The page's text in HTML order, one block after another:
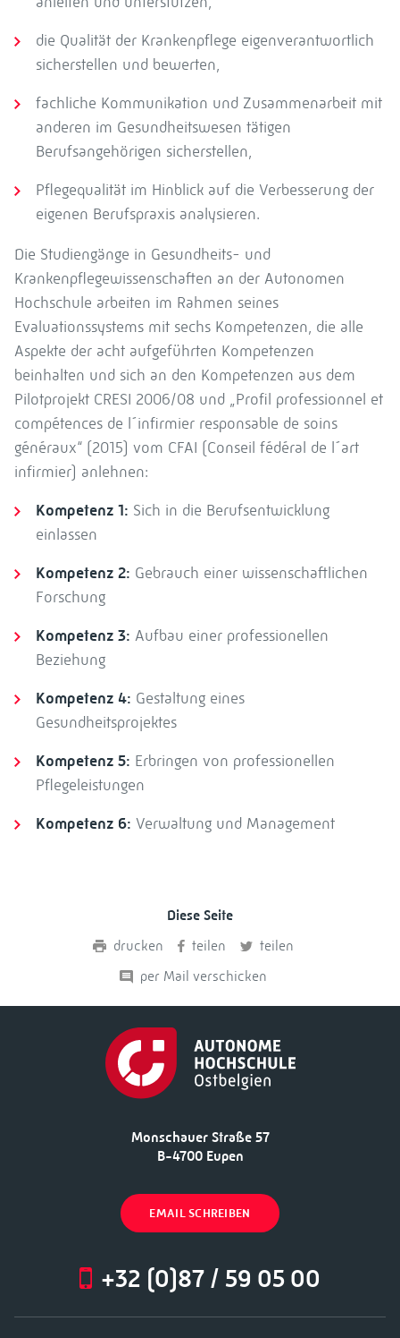
die Qualität der Krankenpflege eigenverantwortlich
sicherstellen und bewerten,
fachliche Kommunikation und Zusammenarbeit mit
anderen im Gesundheitswesen tätigen
Berufsangehörigen sicherstellen,
Pflegequalität im Hinblick auf die Verbesserung der
eigenen Berufspraxis analysieren.
Die Studiengänge in Gesundheits- und
Krankenpflegewissenschaften an der Autonomen
Hochschule arbeiten im Rahmen seines
Evaluationssystems mit sechs Kompetenzen, die alle
Aspekte der acht aufgeführten Kompetenzen
beinhalten und sich an den Kompetenzen aus dem
Pilotprojekt CRESI 2006/08 und „Profil professionnel et
compétences de l´infirmier responsable de soins
généraux“ (2015) vom CFAI (Conseil fédéral de l´art
infirmier) anlehnen:
Kompetenz 1: Sich in die Berufsentwicklung
einlassen
Kompetenz 2: Gebrauch einer wissenschaftlichen
Forschung
Kompetenz 3: Aufbau einer professionellen
Beziehung
Kompetenz 4: Gestaltung eines
Gesundheitsprojektes
Kompetenz 5: Erbringen von professionellen
Pflegeleistungen
Kompetenz 6: Verwaltung und Management
Diese Seite
drucken
teilen
teilen
per Mail verschicken
Monschauer Straße 57
B-4700 Eupen
EMAIL SCHREIBEN
+32 (0)87 / 59 05 00